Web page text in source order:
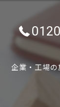
企業・工場